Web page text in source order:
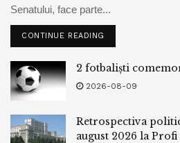
Senatului, face parte...
CONTINUE READING
2 fotbaliști
2026-08-09
Retrospectiva
august 2026 la